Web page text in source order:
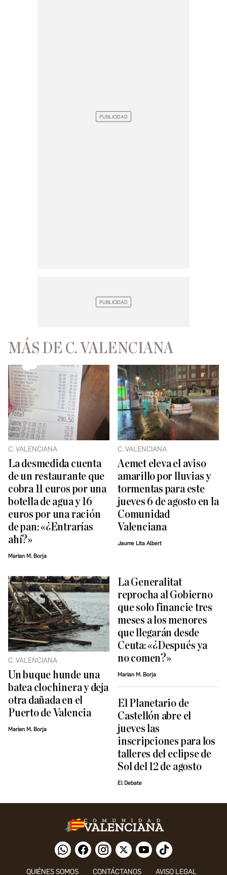
MÁS DE C. VALENCIANA
C. VALENCIANA
La desmedida cuenta
de un restaurante que
cobra 11 euros por una
botella de agua y 16
euros por una ración
de pan: «¿Entrarías
ahí?»
Marian M. Borja
C. VALENCIANA
Aemet eleva el aviso
amarillo por lluvias y
tormentas para este
jueves 6 de agosto en la
Comunidad
Valenciana
Jaume Lita Albert
C. VALENCIANA
Un buque hunde una
batea clochinera y deja
otra dañada en el
Puerto de Valencia
Marian M. Borja
La Generalitat
reprocha al Gobierno
que solo financie tres
meses a los menores
que llegarán desde
Ceuta: «¿Después ya
no comen?»
Marian M. Borja
El Planetario de
Castellón abre el
jueves las
inscripciones para los
talleres del eclipse de
Sol del 12 de agosto
El Debate
QUIÉNES SOMOS CONTÁCTANOS AVISO LEGAL